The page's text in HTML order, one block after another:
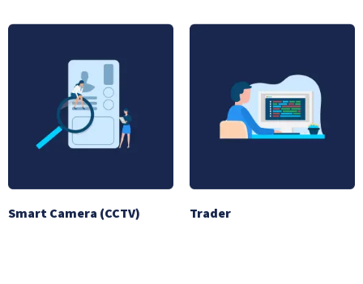
Smart Camera (CCTV) Trader